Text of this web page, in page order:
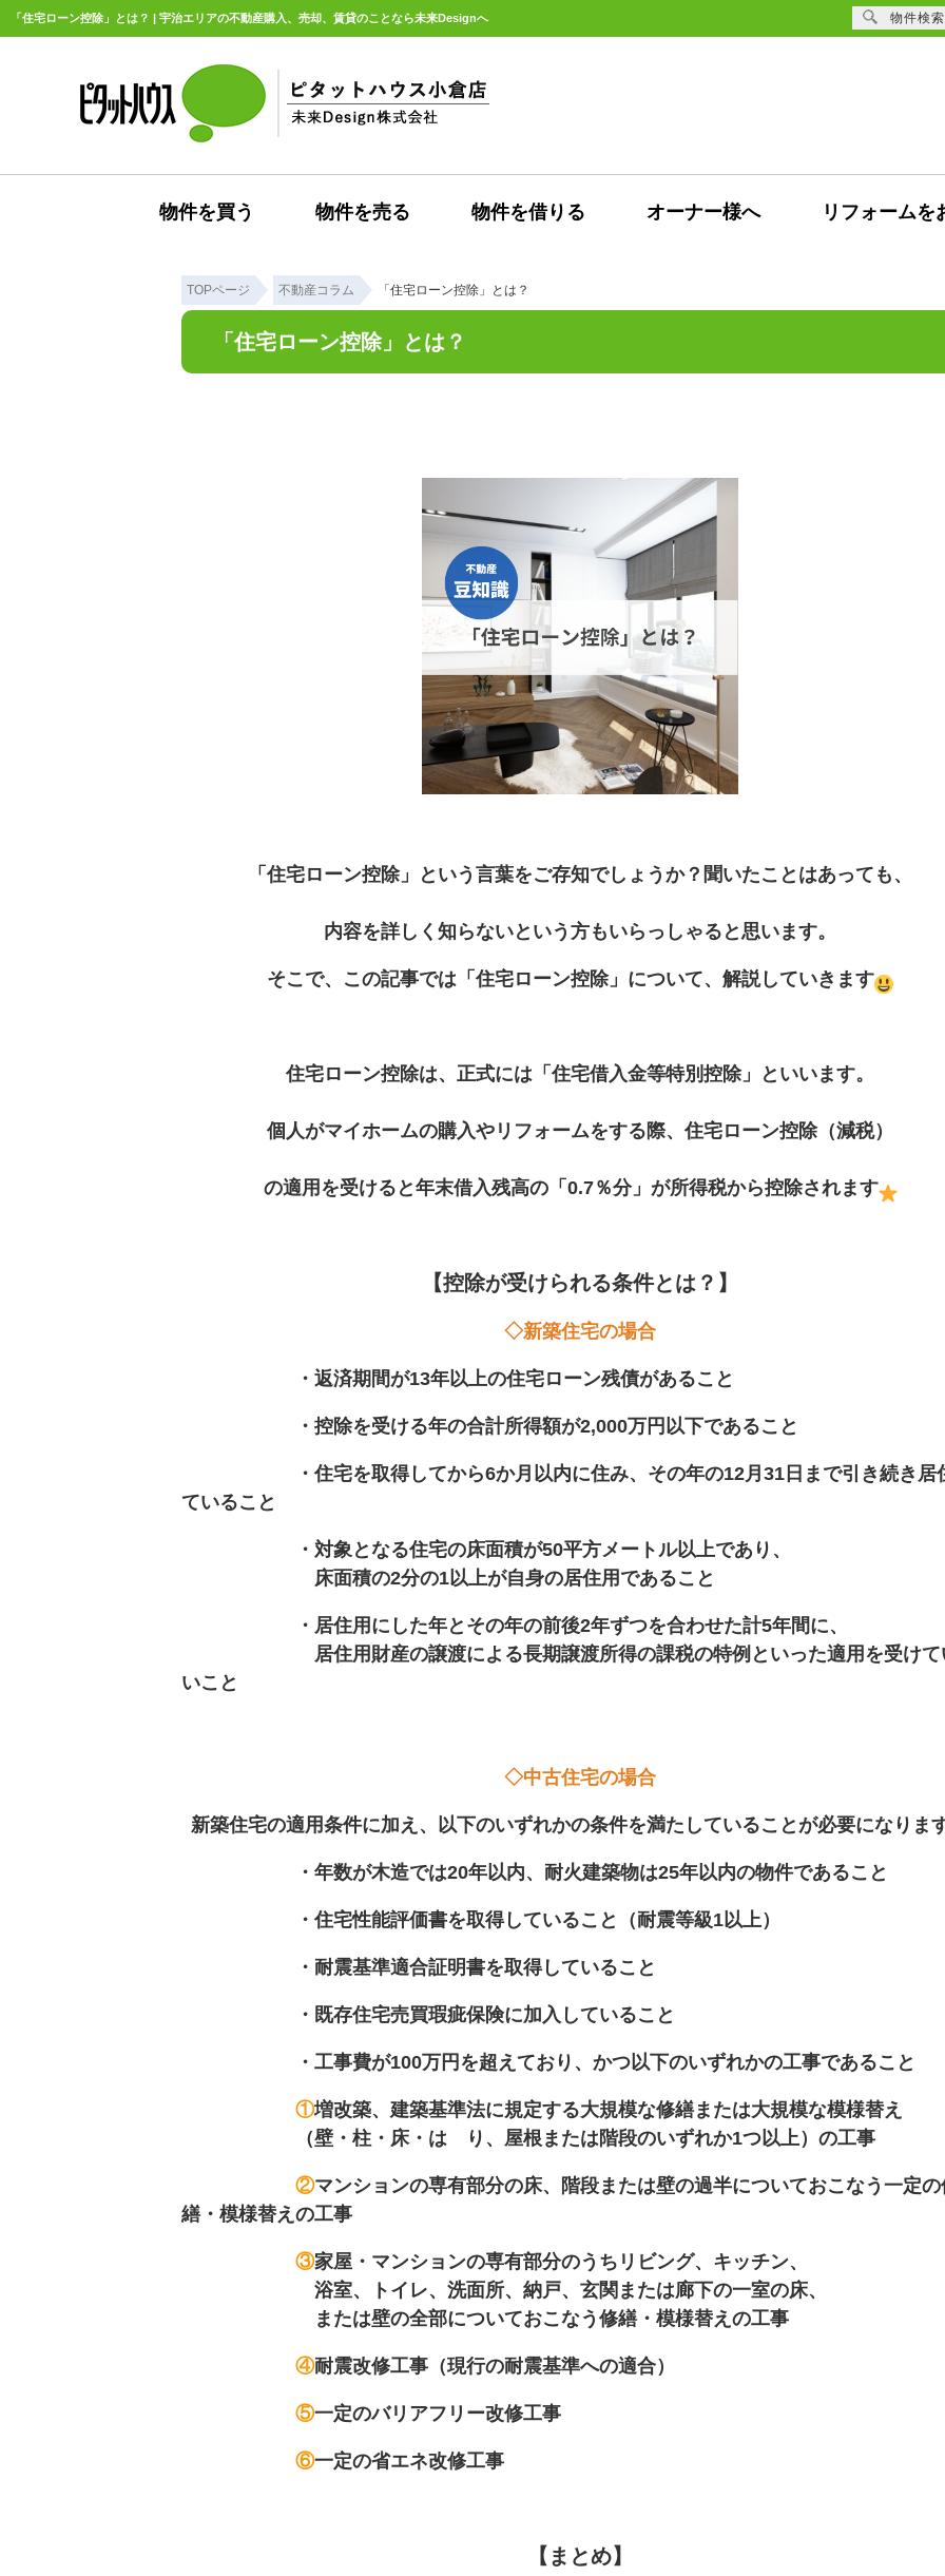
「住宅ローン控除」とは？ | 宇治エリアの不動産購入、売却、賃貸のことなら未来Designへ
物件を買う 物件を売る 物件を借りる オーナー様へ リフォームを
TOPページ 不動産コラム 「住宅ローン控除」とは？
「住宅ローン控除」とは？
「住宅ローン控除」という言葉をご存知でしょうか？聞いたことはあっても、
内容を詳しく知らないという方もいらっしゃると思います。
そこで、この記事では「住宅ローン控除」について、解説していきます
住宅ローン控除は、正式には「住宅借入金等特別控除」といいます。
個人がマイホームの購入やリフォームをする際、住宅ローン控除（減税）
の適用を受けると年末借入残高の「0.7％分」が所得税から控除されます
【控除が受けられる条件とは？】
◇新築住宅の場合
・返済期間が13年以上の住宅ローン残債があること
・控除を受ける年の合計所得額が2,000万円以下であること
・住宅を取得してから6か月以内に住み、その年の12月31日まで引き続き居
ていること
・対象となる住宅の床面積が50平方メートル以上であり、
床面積の2分の1以上が自身の居住用であること
・居住用にした年とその年の前後2年ずつを合わせた計5年間に、
居住用財産の譲渡による長期譲渡所得の課税の特例といった適用を受けて
いこと
◇中古住宅の場合
新築住宅の適用条件に加え、以下のいずれかの条件を満たしていることが必要になりま
・年数が木造では20年以内、耐火建築物は25年以内の物件であること
・住宅性能評価書を取得していること（耐震等級1以上）
・耐震基準適合証明書を取得していること
・既存住宅売買瑕疵保険に加入していること
・工事費が100万円を超えており、かつ以下のいずれかの工事であること
①増改築、建築基準法に規定する大規模な修繕または大規模な模様替え
（壁・柱・床・は り、屋根または階段のいずれか1つ以上）の工事
②マンションの専有部分の床、階段または壁の過半についておこなう一定の
繕・模様替えの工事
③家屋・マンションの専有部分のうちリビング、キッチン、
浴室、トイレ、洗面所、納戸、玄関または廊下の一室の床、
または壁の全部についておこなう修繕・模様替えの工事
④耐震改修工事（現行の耐震基準への適合）
⑤一定のバリアフリー改修工事
⑥一定の省エネ改修工事
【まとめ】
物件検索